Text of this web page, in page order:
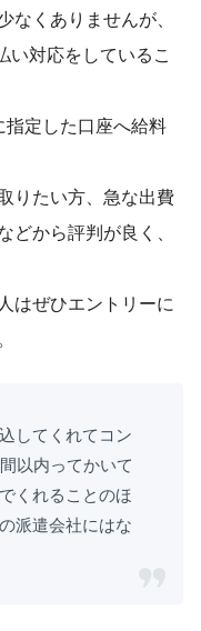
くありませんが、
い対応をしているこ
定した口座へ給料
りたい方、急な出費
から評判が良く、
はぜひエントリーに
してくれてコン
以内ってかいて
くれることのほ
派遣会社にはな